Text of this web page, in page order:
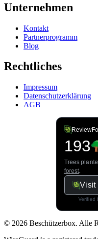
Unternehmen
Kontakt
Partnerprogramm
Blog
Rechtliches
Impressum
Datenschutzerklärung
AGB
© 2026 Beschützerbox. Alle